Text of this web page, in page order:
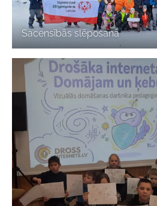
Sacensībās slēpošanā